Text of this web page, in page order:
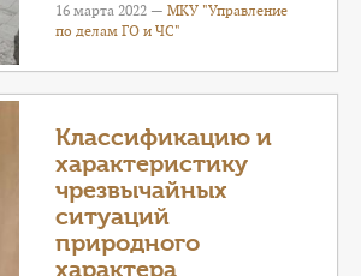
16 марта 2022 —МКУ "Управление
по делам ГО и ЧС"
Классификацию и
характеристику
чрезвычайных
ситуаций
природного
характера